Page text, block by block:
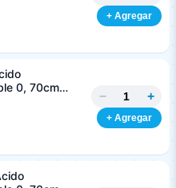
+ Agregar
0, 70cm
Aguja de 1/2
− +
+ Agregar
PDF